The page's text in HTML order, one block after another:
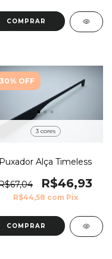
COMPRAR
30% OFF
3 cores
Puxador Alça Timeless
R$46,93
R$44,58 com Pix
COMPRAR